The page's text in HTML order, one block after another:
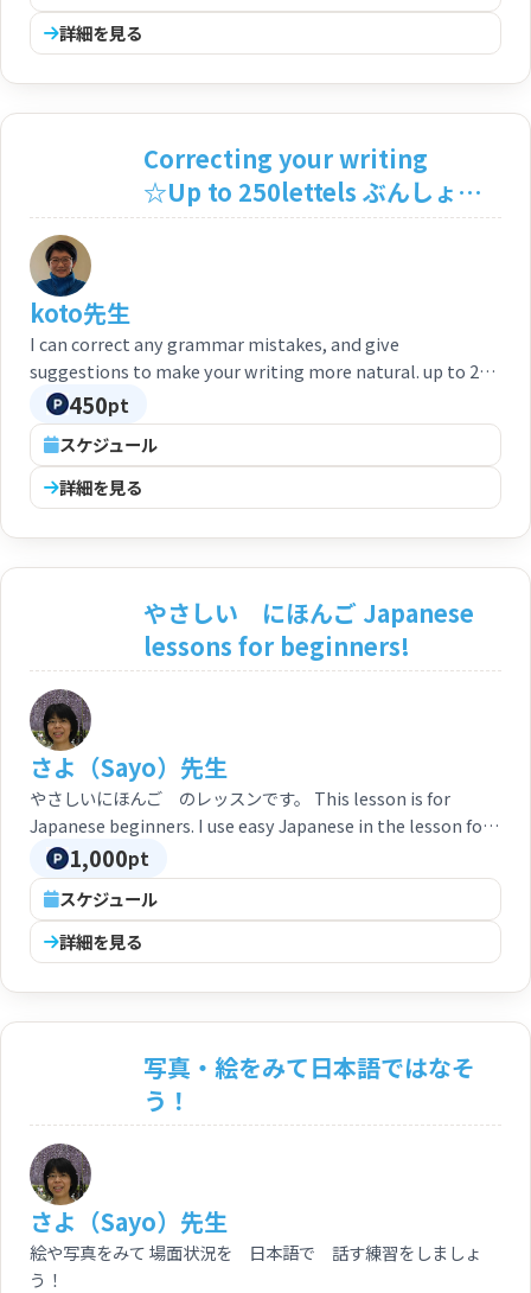
いを おそれないで いっしょに たのしく にほんご を
はなしましょう。 テキストの べんきょうしたい ところ か
ら はじめることが できます。
詳細を見る
Correcting your writing
☆Up to 250lettels ぶんしょう
をなおします（文章を添削しま
I can correct any grammar mistakes, and give
suggestions to make your writing more natural. up to 250
letters. あなたがかいたぶんしょうを なおします。250じま
で。 （あなたが書いた文章を添削します。250字まで）
koto先生
450pt
スケジュール
詳細を見る
やさしい にほんご Japanese
lessons for beginners!
やさしいにほんご のレッスンです。 This lesson is for
Japanese beginners. I use easy Japanese in the lesson for
you.
さよ（Sayo）先生
1,000pt
スケジュール
詳細を見る
写真・絵をみて日本語ではなそ
う！
絵や写真をみて 場面状況を 日本語で 話す練習をしましょ
う！
さよ（Sayo）先生